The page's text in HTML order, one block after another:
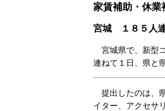
家賃補助・休業
宮城 １８５人
宮城県で、新型
連ねて１日、県と
提出したのは、
イター、アクセサ